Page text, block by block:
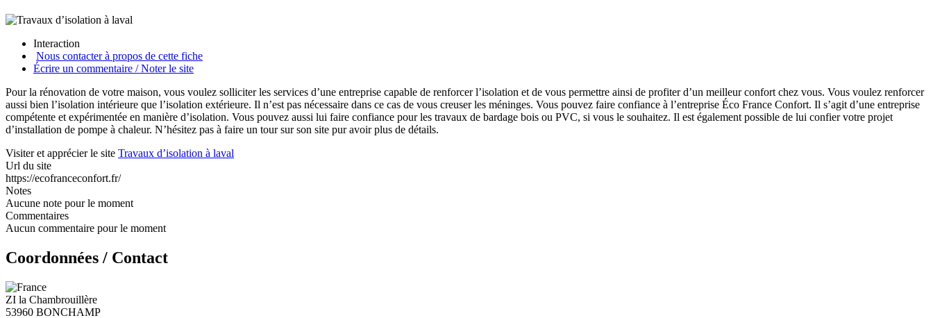
Interaction
Nous contacter à propos de cette fiche
Écrire un commentaire / Noter le site
Pour la rénovation de votre maison, vous voulez solliciter les services d’une entreprise capable de renforcer l’isolation et de vous permettre ainsi de profiter d’un meilleur confort chez vous. Vous voulez renforcer
aussi bien l’isolation intérieure que l’isolation extérieure. Il n’est pas nécessaire dans ce cas de vous creuser les méninges. Vous pouvez faire confiance à l’entreprise Éco France Confort. Il s’agit d’une entreprise
compétente et expérimentée en manière d’isolation. Vous pouvez aussi lui faire confiance pour les travaux de bardage bois ou PVC, si vous le souhaitez. Il est également possible de lui confier votre projet
d’installation de pompe à chaleur. N’hésitez pas à faire un tour sur son site pur avoir plus de détails.
Visiter et apprécier le site Travaux d’isolation à laval
Url du site
https://ecofranceconfort.fr/
Notes
Aucune note pour le moment
Commentaires
Aucun commentaire pour le moment
Coordonnées / Contact
ZI la Chambrouillère
53960 BONCHAMP